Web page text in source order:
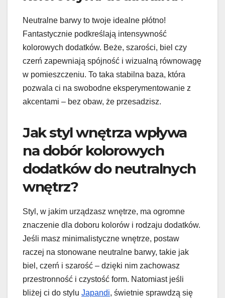
Neutralne barwy to twoje idealne płótno!
Fantastycznie podkreślają intensywność
kolorowych dodatków. Beże, szarości, biel czy
czerń zapewniają spójność i wizualną równowagę
w pomieszczeniu. To taka stabilna baza, która
pozwala ci na swobodne eksperymentowanie z
akcentami – bez obaw, że przesadzisz.
Jak styl wnętrza wpływa
na dobór kolorowych
dodatków do neutralnych
wnętrz?
Styl, w jakim urządzasz wnętrze, ma ogromne
znaczenie dla doboru kolorów i rodzaju dodatków.
Jeśli masz minimalistyczne wnętrze, postaw
raczej na stonowane neutralne barwy, takie jak
biel, czerń i szarość – dzięki nim zachowasz
przestronność i czystość form. Natomiast jeśli
bliżej ci do stylu Japandi, świetnie sprawdzą się